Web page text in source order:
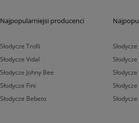
Najpopularniejsi producenci
Słodycze Trolli
Słodycze Vidal
Słodycze Johny Bee
Słodycze Fini
Słodycze Bebeto